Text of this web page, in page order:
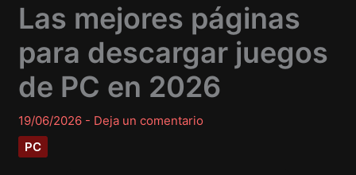
Las mejores páginas
para descargar juegos
de PC en 2026
19/06/2026 - Deja un comentario
PC